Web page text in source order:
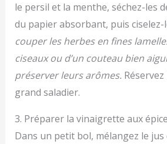
le persil et la menthe, séchez-les
du papier absorbant, puis ciselez-
couper les herbes en fines
ciseaux ou d’un couteau bien
préserver leurs arômes.
grand saladier.
3. Préparer la vinaigrette aux
Dans un petit bol, mélangez le jus